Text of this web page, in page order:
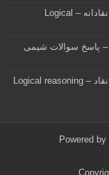
نمونه سوالات آیمت ایتالیا – استدلال و منطق – تفکر نقادانه – Logical
پاسخ سوالات آیمت ۲۰۲۵ ایتالیا – آزمون IMAT 2025 – پاسخ سوالات شیمی
نمونه سوالات آیمت ایتالیا – استدلال و منطق – تفکر نقاد – Logical reasoning
Powered by